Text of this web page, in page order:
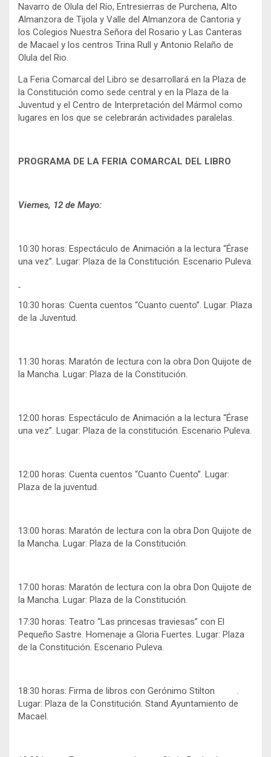
Navarro de Olula del Río, Entresierras de Purchena, Alto
Almanzora de Tijola y Valle del Almanzora de Cantoria y
los Colegios Nuestra Señora del Rosario y Las Canteras
de Macael y los centros Trina Rull y Antonio Relaño de
Olula del Rio.
La Feria Comarcal del Libro se desarrollará en la Plaza de
la Constitución como sede central y en la Plaza de la
Juventud y el Centro de Interpretación del Mármol como
lugares en los que se celebrarán actividades paralelas.
PROGRAMA DE LA FERIA COMARCAL DEL LIBRO
Viernes, 12 de Mayo:
10:30 horas: Espectáculo de Animación a la lectura “Érase
una vez”. Lugar: Plaza de la Constitución. Escenario Puleva.
10:30 horas: Cuenta cuentos “Cuanto cuento”. Lugar: Plaza
de la Juventud.
11:30 horas: Maratón de lectura con la obra Don Quijote de
la Mancha. Lugar: Plaza de la Constitución.
12:00 horas: Espectáculo de Animación a la lectura “Érase
una vez”. Lugar: Plaza de la constitución. Escenario Puleva.
12:00 horas: Cuenta cuentos “Cuanto Cuento”. Lugar:
Plaza de la juventud.
13:00 horas: Maratón de lectura con la obra Don Quijote de
la Mancha. Lugar: Plaza de la Constitución.
17:00 horas: Maratón de lectura con la obra Don Quijote de
la Mancha. Lugar: Plaza de la Constitución.
17:30 horas: Teatro “Las princesas traviesas” con El
Pequeño Sastre. Homenaje a Gloria Fuertes. Lugar: Plaza
de la Constitución. Escenario Puleva.
18:30 horas: Firma de libros con Gerónimo Stilton .
Lugar: Plaza de la Constitución. Stand Ayuntamiento de
Macael.